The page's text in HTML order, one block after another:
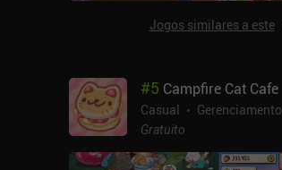
Jogos similares a este
#5 Campfire Cat Cafe
Casual
Gerenciamento
Gratuito